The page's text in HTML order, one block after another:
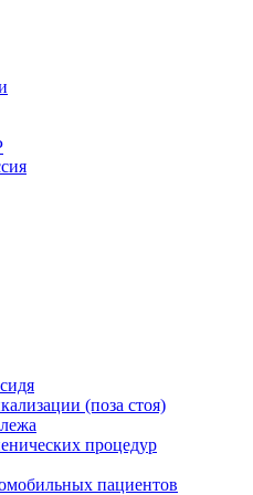
(поза стоя)
процедур
пациентов